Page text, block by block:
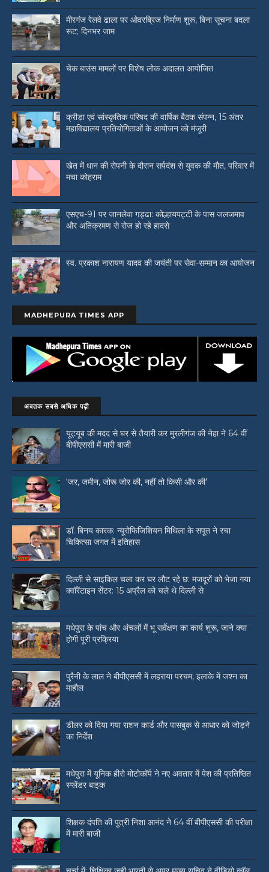
मीरगंज रेलवे ढाला पर ओवरब्रिज निर्माण शुरू, बिना सूचना बदला
रूट; दिनभर जाम
चेक बाउंस मामलों पर विशेष लोक अदालत आयोजित
क्रीड़ा एवं सांस्कृतिक परिषद की वार्षिक बैठक संपन्न, 15 अंतर
महाविद्यालय प्रतियोगिताओं के आयोजन को मंजूरी
खेत में धान की रोपनी के दौरान सर्पदंश से युवक की मौत, परिवार में
मचा कोहराम
एसएच-91 पर जानलेवा गड्ढा: कोल्हायपट्टी के पास जलजमाव
और अतिक्रमण से रोज हो रहे हादसे
स्व. प्रकाश नारायण यादव की जयंती पर सेवा-सम्मान का आयोजन
MADHEPURA TIMES APP
अबतक सबसे अधिक पढ़ी
यूट्यूब की मदद से घर से तैयारी कर मुरलीगंज की नेहा ने 64 वीं
बीपीएससी में मारी बाजी
‘जर, जमीन, जोरू जोर की, नहीं तो किसी और की’
डॉ. बिनय कारक: न्यूरोफिजिशियन मिथिला के सपूत ने रचा
चिकित्सा जगत में इतिहास
दिल्ली से साइकिल चला कर घर लौट रहे छ: मजदूरों को भेजा गया
क्वॉरेंटाइन सेंटर: 15 अप्रैल को चले थे दिल्ली से
मधेपुरा के पांच और अंचलों में भू सर्वेक्षण का कार्य शुरू, जाने क्या
होगी पूरी प्रक्रिया
पुरैनी के लाल ने बीपीएससी में लहराया परचम, इलाके में जश्न का
माहौल
डीलर को दिया गया राशन कार्ड और पासबुक से आधार को जोड़ने
का निर्देश
मधेपुरा में यूनिक हीरो मोटोकॉर्प ने नए अवतार में पेश की प्रतिष्ठित
स्प्लेंडर बाइक
शिक्षक दंपति की पुत्री निशा आनंद ने 64 वीं बीपीएससी की परीक्षा
में मारी बाजी